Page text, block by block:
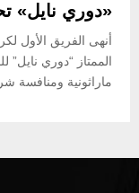
«دوري نايل»
أنهى الفريق الأول
ماراثونية ومنافسة